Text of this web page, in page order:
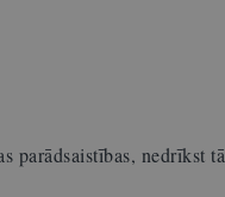
parādsaistības, nedrīkst tā